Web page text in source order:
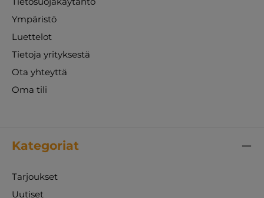
Ympäristö
Luettelot
Tietoja yrityksestä
Ota yhteyttä
Oma tili
Kategoriat
Tarjoukset
Uutiset